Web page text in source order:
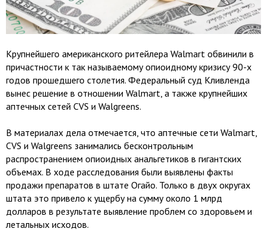
Крупнейшего американского ритейлера Walmart обвинили в
причастности к так называемому опиоидному кризису 90-х
годов прошедшего столетия. Федеральный суд Кливленда
вынес решение в отношении Walmart, а также крупнейших
аптечных сетей CVS и Walgreens.
В материалах дела отмечается, что аптечные сети Walmart,
CVS и Walgreens занимались бесконтрольным
распространением опиоидных анальгетиков в гигантских
объемах. В ходе расследования были выявлены факты
продажи препаратов в штате Огайо. Только в двух округах
штата это привело к ущербу на сумму около 1 млрд
долларов в результате выявление проблем со здоровьем и
летальных исходов.